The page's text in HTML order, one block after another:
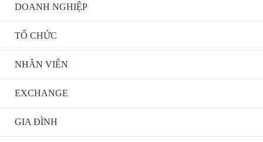
DOANH NGHIỆP
TỔ CHỨC
NHÂN VIÊN
EXCHANGE
GIA ĐÌNH